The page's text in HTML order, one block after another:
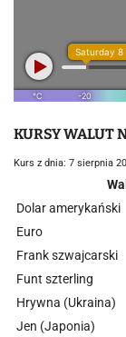
KURSY WALUT
Kurs z dnia: 7 sierpnia
Dolar amerykański
Euro
Frank szwajcarski
Funt szterling
Hrywna (Ukraina)
Jen (Japonia)